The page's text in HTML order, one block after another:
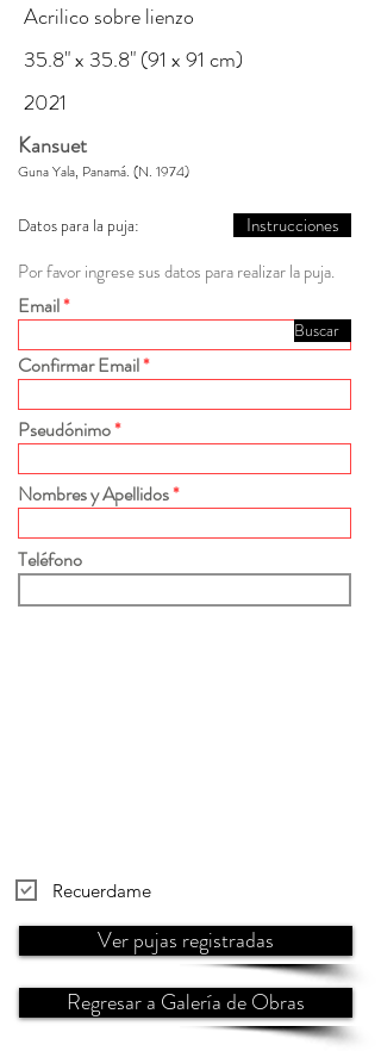
Acrilico sobre lienzo
35.8" x 35.8" (91 x 91 cm)
2021
Kansuet
Guna Yala, Panamá. (N. 1974)
Datos para la puja:
Instrucciones
Por favor ingrese sus datos para realizar la puja.
Email
Buscar
Confirmar Email
Pseudónimo
Nombres y Apellidos
Teléfono
Recuerdame
Ver pujas registradas
Regresar a Galería de Obras